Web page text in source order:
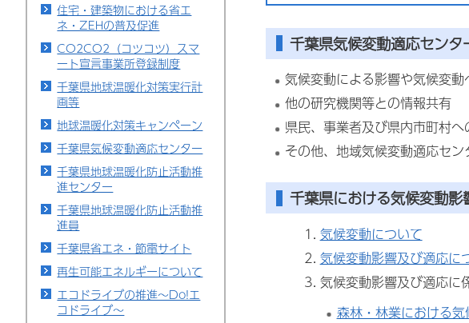
住宅・建築物における省エ
ネ・ZEHの普及促進
CO2CO2（コツコツ）スマ
ート宣言事業所登録制度
千葉県地球温暖化対策実行計
画等
地球温暖化対策キャンペーン
千葉県気候変動適応センター
千葉県地球温暖化防止活動推
進センター
千葉県地球温暖化防止活動推
進員
千葉県省エネ・節電サイト
再生可能エネルギーについて
エコドライブの推進～Do!エ
コドライブ～
千葉県気候変動適応センタ
気候変動による影響や気候変
他の研究機関等との情報共有
県民、事業者及び県内市町村
その他、地域気候変動適応セ
千葉県における気候変動
気候変動について
気候変動影響及び適応に
気候変動影響及び適応に
森林・林業における